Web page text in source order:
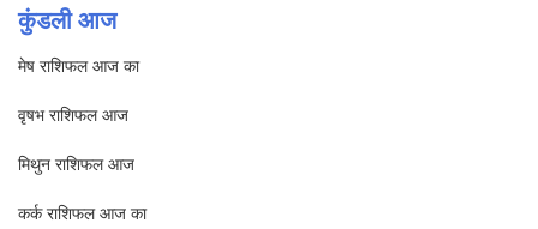
कुंडली आज
मेष राशिफल आज का
वृषभ राशिफल आज
मिथुन राशिफल आज
कर्क राशिफल आज का